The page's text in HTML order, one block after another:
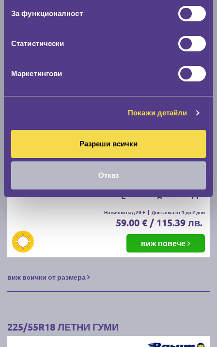
За функционалност
Статистически
Маркетингови
Покажи детайли
Разреши всички
Отказ
70
59.40 € / 116.18 лв.
C A 71
Налични над 20 + | Доставка от 1 до 2 дни
59.00 € / 115.39 лв.
виж повече
виж всички от размера
225/55R18 ЛЕТНИ ГУМИ